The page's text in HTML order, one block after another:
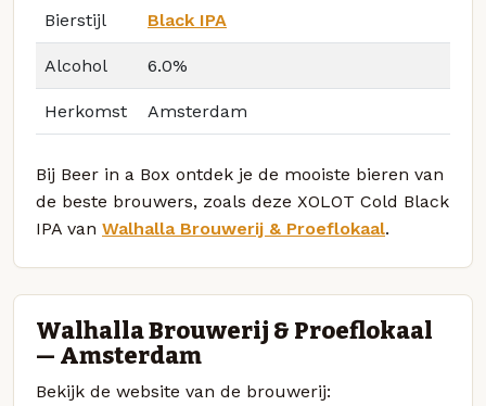
Bierstijl Black IPA
Alcohol 6.0%
Herkomst Amsterdam
Bij Beer in a Box ontdek je de mooiste bieren van
de beste brouwers, zoals deze XOLOT Cold Black
IPA van Walhalla Brouwerij & Proeflokaal.
Walhalla Brouwerij & Proeflokaal
— Amsterdam
Bekijk de website van de brouwerij: